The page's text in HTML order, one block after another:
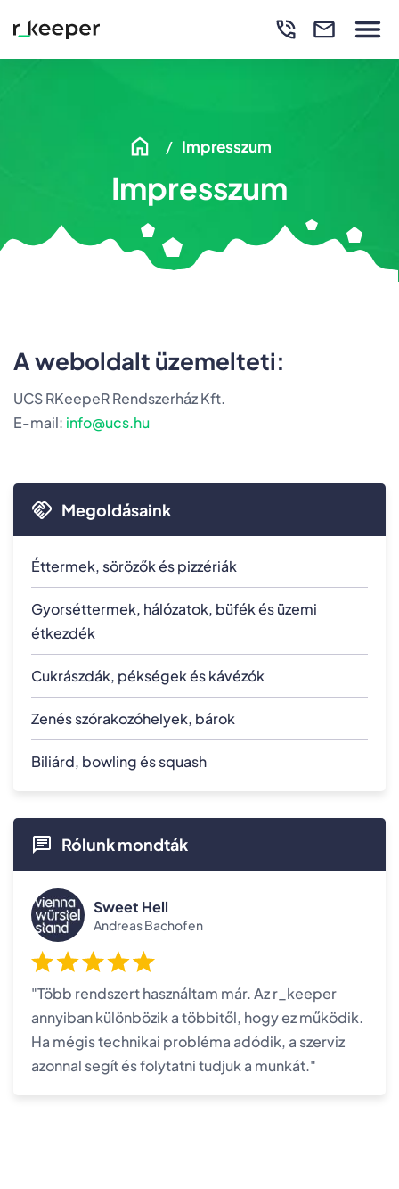
Impresszum
Impresszum
A weboldalt üzemelteti:
UCS RKeepeR Rendszerház Kft.
E-mail: info@ucs.hu
Megoldásaink
Éttermek, sörözők és pizzériák
Gyorséttermek, hálózatok, büfék és üzemi
étkezdék
Cukrászdák, pékségek és kávézók
Zenés szórakozóhelyek, bárok
Biliárd, bowling és squash
Rólunk mondták
Sweet Hell
Andreas Bachofen
"Több rendszert használtam már. Az r_keeper
annyiban különbözik a többitől, hogy ez működik.
Ha mégis technikai probléma adódik, a szerviz
azonnal segít és folytatni tudjuk a munkát."